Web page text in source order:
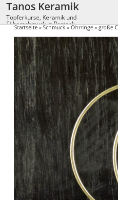
Tanos Keramik
Töpferkurse, Keramik und
Silberschmuck in Rostock
Startseite»Schmuck»Ohrringe» große